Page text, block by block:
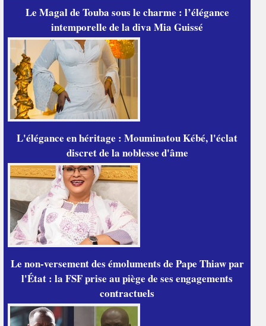
Le Magal de Touba sous le charme : l’élégance
intemporelle de la diva Mia Guissé
L'élégance en héritage : Mouminatou Kébé, l'éclat
discret de la noblesse d'âme
Le non-versement des émoluments de Pape Thiaw par
l'État : la FSF prise au piège de ses engagements
contractuels